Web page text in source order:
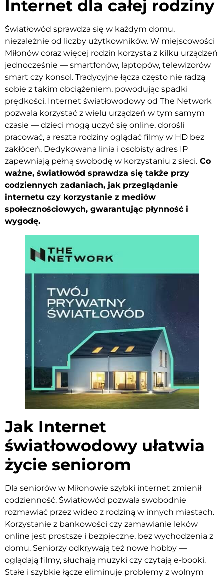
Internet dla całej rodziny
Światłowód sprawdza się w każdym domu,
niezależnie od liczby użytkowników. W miejscowości
Miłonów coraz więcej rodzin korzysta z kilku urządzeń
jednocześnie — smartfonów, laptopów, telewizorów
smart czy konsol. Tradycyjne łącza często nie radzą
sobie z takim obciążeniem, powodując spadki
prędkości. Internet światłowodowy od The Network
pozwala korzystać z wielu urządzeń w tym samym
czasie — dzieci mogą uczyć się online, dorośli
pracować, a reszta rodziny oglądać filmy w HD bez
zakłóceń. Dedykowana linia i osobisty adres IP
zapewniają pełną swobodę w korzystaniu z sieci. Co
ważne, światłowód sprawdza się także przy
codziennych zadaniach, jak przeglądanie
internetu czy korzystanie z mediów
społecznościowych, gwarantując płynność i
wygodę.
Jak Internet
światłowodowy ułatwia
życie seniorom
Dla seniorów w Miłonowie szybki internet zmienił
codzienność. Światłowód pozwala swobodnie
rozmawiać przez wideo z rodziną w innych miastach.
Korzystanie z bankowości czy zamawianie leków
online jest prostsze i bezpieczne, bez wychodzenia z
domu. Seniorzy odkrywają też nowe hobby —
oglądają filmy, słuchają muzyki czy czytają e-booki.
Stałe i szybkie łącze eliminuje problemy z wolnym